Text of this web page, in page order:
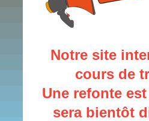
Notre site
cours de
Une refonte
sera bientôt